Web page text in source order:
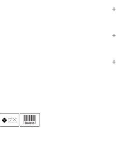
+
+
+